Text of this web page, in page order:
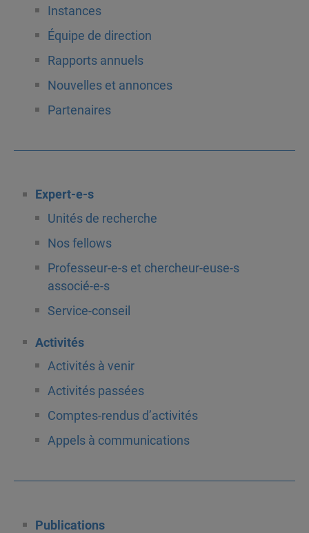
Instances
Équipe de direction
Rapports annuels
Nouvelles et annonces
Partenaires
Expert-e-s
Unités de recherche
Nos fellows
Professeur-e-s et chercheur-euse-s
associé-e-s
Service-conseil
Activités
Activités à venir
Activités passées
Comptes-rendus d’activités
Appels à communications
Publications